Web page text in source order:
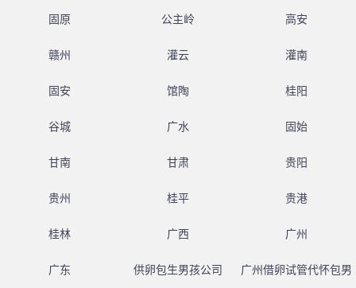
固原 公主岭 高安
赣州 灌云 灌南
固安 馆陶 桂阳
谷城 广水 固始
甘南 甘肃 贵阳
贵州 桂平 贵港
桂林 广西 广州
广东 供卵包生男孩公司 广州借卵试管代怀包男